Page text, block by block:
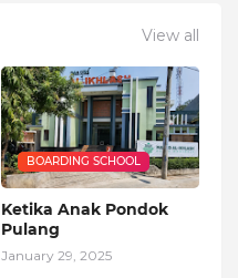
View all
BOARDING SCHOOL
Ketika Anak Pondok
Pulang
January 29, 2025